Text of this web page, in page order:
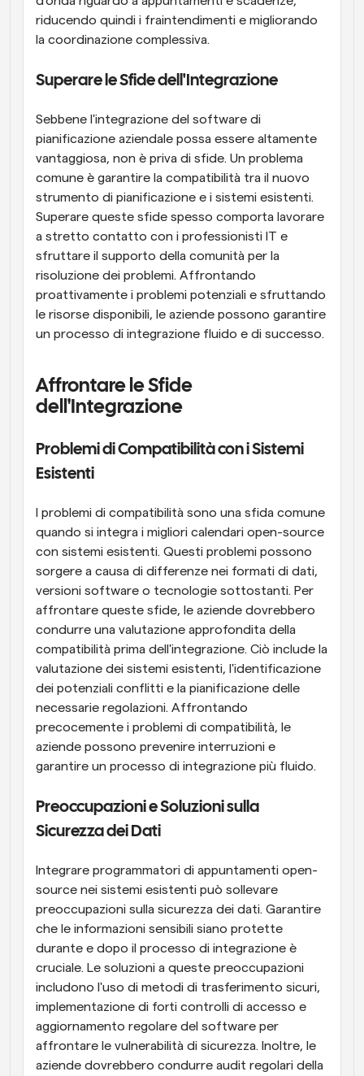
riducendo quindi i fraintendimenti e migliorando
la coordinazione complessiva.
Superare le Sfide dell'Integrazione
Sebbene l'integrazione del software di
pianificazione aziendale possa essere altamente
vantaggiosa, non è priva di sfide. Un problema
comune è garantire la compatibilità tra il nuovo
strumento di pianificazione e i sistemi esistenti.
Superare queste sfide spesso comporta lavorare
a stretto contatto con i professionisti IT e
sfruttare il supporto della comunità per la
risoluzione dei problemi. Affrontando
proattivamente i problemi potenziali e sfruttando
le risorse disponibili, le aziende possono garantire
un processo di integrazione fluido e di successo.
Affrontare le Sfide
dell'Integrazione
Problemi di Compatibilità con i Sistemi
Esistenti
I problemi di compatibilità sono una sfida comune
quando si integra i migliori calendari open-source
con sistemi esistenti. Questi problemi possono
sorgere a causa di differenze nei formati di dati,
versioni software o tecnologie sottostanti. Per
affrontare queste sfide, le aziende dovrebbero
condurre una valutazione approfondita della
compatibilità prima dell'integrazione. Ciò include la
valutazione dei sistemi esistenti, l'identificazione
dei potenziali conflitti e la pianificazione delle
necessarie regolazioni. Affrontando
precocemente i problemi di compatibilità, le
aziende possono prevenire interruzioni e
garantire un processo di integrazione più fluido.
Preoccupazioni e Soluzioni sulla
Sicurezza dei Dati
Integrare programmatori di appuntamenti open-
source nei sistemi esistenti può sollevare
preoccupazioni sulla sicurezza dei dati. Garantire
che le informazioni sensibili siano protette
durante e dopo il processo di integrazione è
cruciale. Le soluzioni a queste preoccupazioni
includono l'uso di metodi di trasferimento sicuri,
implementazione di forti controlli di accesso e
aggiornamento regolare del software per
affrontare le vulnerabilità di sicurezza. Inoltre, le
aziende dovrebbero condurre audit regolari della